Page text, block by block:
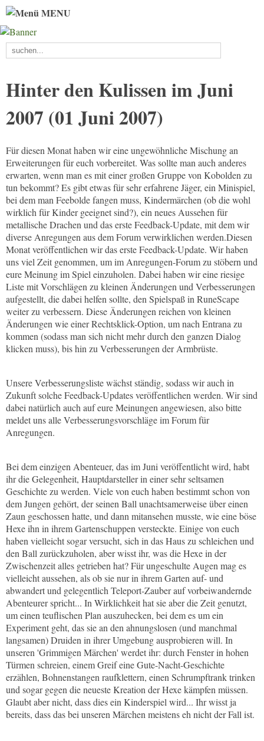
MENU
Hinter den Kulissen im Juni
2007 (01 Juni 2007)
Für diesen Monat haben wir eine ungewöhnliche Mischung an
Erweiterungen für euch vorbereitet. Was sollte man auch anderes
erwarten, wenn man es mit einer großen Gruppe von Kobolden zu
tun bekommt? Es gibt etwas für sehr erfahrene Jäger, ein Minispiel,
bei dem man Feebolde fangen muss, Kindermärchen (ob die wohl
wirklich für Kinder geeignet sind?), ein neues Aussehen für
metallische Drachen und das erste Feedback-Update, mit dem wir
diverse Anregungen aus dem Forum verwirklichen werden.Diesen
Monat veröffentlichen wir das erste Feedback-Update. Wir haben
uns viel Zeit genommen, um im Anregungen-Forum zu stöbern und
eure Meinung im Spiel einzuholen. Dabei haben wir eine riesige
Liste mit Vorschlägen zu kleinen Änderungen und Verbesserungen
aufgestellt, die dabei helfen sollte, den Spielspaß in RuneScape
weiter zu verbessern. Diese Änderungen reichen von kleinen
Änderungen wie einer Rechtsklick-Option, um nach Entrana zu
kommen (sodass man sich nicht mehr durch den ganzen Dialog
klicken muss), bis hin zu Verbesserungen der Armbrüste.
Unsere Verbesserungsliste wächst ständig, sodass wir auch in
Zukunft solche Feedback-Updates veröffentlichen werden. Wir sind
dabei natürlich auch auf eure Meinungen angewiesen, also bitte
meldet uns alle Verbesserungsvorschläge im Forum für
Anregungen.
Bei dem einzigen Abenteuer, das im Juni veröffentlicht wird, habt
ihr die Gelegenheit, Hauptdarsteller in einer sehr seltsamen
Geschichte zu werden. Viele von euch haben bestimmt schon von
dem Jungen gehört, der seinen Ball unachtsamerweise über einen
Zaun geschossen hatte, und dann mitansehen musste, wie eine böse
Hexe ihn in ihrem Gartenschuppen versteckte. Einige von euch
haben vielleicht sogar versucht, sich in das Haus zu schleichen und
den Ball zurückzuholen, aber wisst ihr, was die Hexe in der
Zwischenzeit alles getrieben hat? Für ungeschulte Augen mag es
vielleicht aussehen, als ob sie nur in ihrem Garten auf- und
abwandert und gelegentlich Teleport-Zauber auf vorbeiwandernde
Abenteurer spricht... In Wirklichkeit hat sie aber die Zeit genutzt,
um einen teuflischen Plan auszuhecken, bei dem es um ein
Experiment geht, das sie an den ahnungslosen (und manchmal
langsamen) Druiden in ihrer Umgebung ausprobieren will. In
unseren 'Grimmigen Märchen' werdet ihr: durch Fenster in hohen
Türmen schreien, einem Greif eine Gute-Nacht-Geschichte
erzählen, Bohnenstangen raufklettern, einen Schrumpftrank trinken
und sogar gegen die neueste Kreation der Hexe kämpfen müssen.
Glaubt aber nicht, dass dies ein Kinderspiel wird... Ihr wisst ja
bereits, dass das bei unseren Märchen meistens eh nicht der Fall ist.